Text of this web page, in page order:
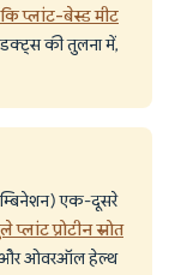
कि प्लांट-बेस्ड मीट
की तुलना में,
एक-दूसरे
प्रोटीन स्रोत
ओवरऑल हेल्थ